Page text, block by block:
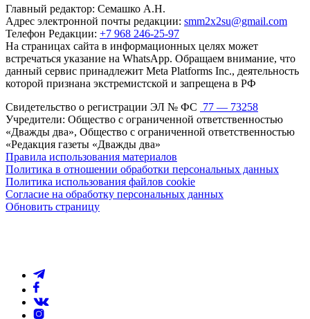
Главный редактор: Семашко А.Н.
Адрес электронной почты редакции: smm2x2su@gmail.com
Телефон Редакции: +7 968 246-25-97
На страницах сайта в информационных целях может
встречаться указание на WhatsApp. Обращаем внимание, что
данный сервис принадлежит Meta Platforms Inc., деятельность
которой признана экстремистской и запрещена в РФ
Свидетельство о регистрации ЭЛ № ФС 77 — 73258
Учредители: Общество с ограниченной ответственностью
«Дважды два», Общество с ограниченной ответственностью
«Редакция газеты «Дважды два»
Правила использования материалов
Политика в отношении обработки персональных данных
Политика использования файлов cookie
Согласие на обработку персональных данных
Обновить страницу